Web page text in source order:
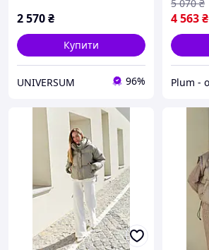
2 570₴
Купити
UNIVERSUM 96%
4 563₴
5 070 ₴